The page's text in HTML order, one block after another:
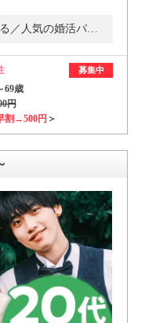
募集中
69歳
円
割→500円 ＞